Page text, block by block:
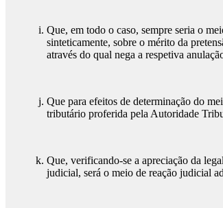
Que, em todo o caso, sempre seria o
sinteticamente, sobre o mérito da
através do qual nega a respetiva
Que para efeitos de determinação do
tributário proferida pela Autoridade
Que, verificando-se a apreciação da
judicial, será o meio de reação judicial